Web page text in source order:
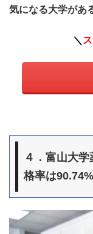
気になる大学があ
＼
４．富山大
格率は90.74%